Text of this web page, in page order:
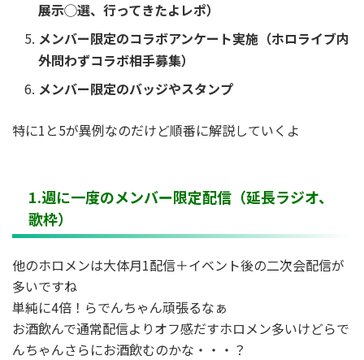
展示◯選、行ってきたよレポ）
メンバー限定のコラボアンケート実施（ホロライブ内
外問わずコラボ相手募集）
メンバー限定のバッジやスタンプ
特に1と5が異例なのだけど順番に解説していくよ
1.週に一度のメンバー限定配信（延長ラジオ、
歌枠）
他のホロメンは大体月1配信＋イベント後の二次会配信が
多いですね
単純に4倍！らでんちゃん頑張るなぁ
お酒飲んで通常配信よりオフ感だすホロメン多いけどらで
んちゃんさらにお酒飲むのかな・・・？